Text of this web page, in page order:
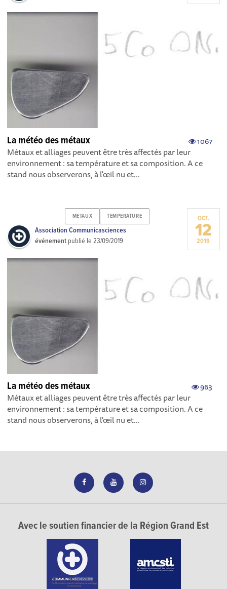
1067
La météo des métaux
Métaux et alliages peuvent être très affectés par leur
environnement : sa température et sa composition. A ce
stand nous observerons, à l'œil nu et...
METAUX TEMPERATURE
Association Communicasciences
événement publié le23/09/2019
OCT.
12
2019
963
La météo des métaux
Métaux et alliages peuvent être très affectés par leur
environnement : sa température et sa composition. A ce
stand nous observerons, à l'œil nu et...
Avec le soutien financier de la Région Grand Est